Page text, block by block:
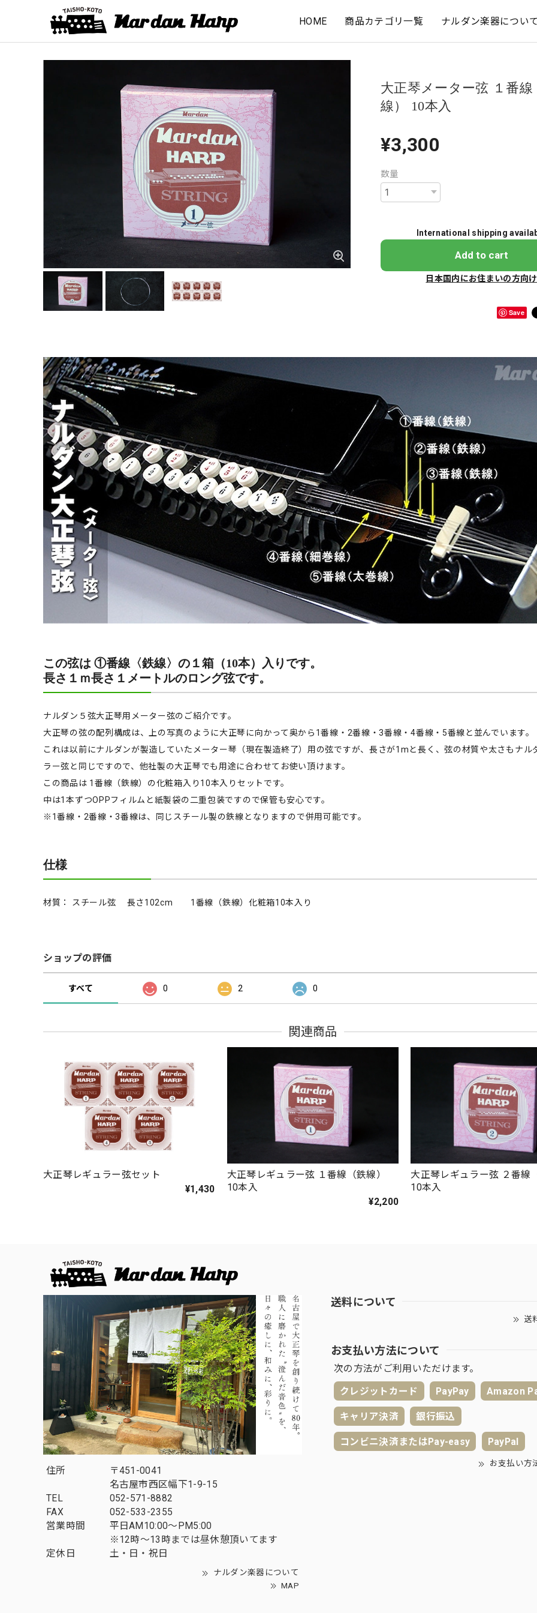
HOME 商品カテゴリ一覧 ナルダン楽器につい
大正琴メーター弦 １番線
線） 10本入
¥3,300
数量
International shipping
Add to cart
日本国内にお住まいの方向け
Save
この弦は ①番線〈鉄線〉の１箱（10本）入りです。
長さ１ｍ長さ１メートルのロング弦です。
ナルダン５弦大正琴用メーター弦のご紹介です。
大正琴の弦の配列構成は、上の写真のように大正琴に向かって奥から1番線・2番線・3番線・4番線・5番線と並んでいます。
これは以前にナルダンが製造していたメーター琴（現在製造終了）用の弦ですが、長さが1mと長く、弦の材質や太さもナル
ラー弦と同じですので、他社製の大正琴でも用途に合わせてお使い頂けます。
この商品は 1番線（鉄線）の化粧箱入り10本入りセットです。
中は1本ずつOPPフィルムと紙製袋の二重包装ですので保管も安心です。
※1番線・2番線・3番線は、同じスチール製の鉄線となりますので併用可能です。
仕様
材質： スチール弦 長さ102cm 1番線（鉄線）化粧箱10本入り
ショップの評価
すべて 0 2 0
関連商品
大正琴レギュラー弦セット
¥1,430
大正琴レギュラー弦 １番線（鉄線）
10本入
¥2,200
大正琴レギュラー弦 ２番線
10本入
住所
〒451-0041
名古屋市西区幅下1-9-15
TEL
052-571-8882
FAX
052-533-2355
営業時間
平日AM10:00～PM5:00
※12時～13時までは昼休憩頂いてます
定休日
土・日・祝日
ナルダン楽器について
MAP
送料について
送
お支払い方法について
次の方法がご利用いただけます。
クレジットカード
PayPay Amazon
キャリア決済 銀行振込
コンビニ決済またはPay-easy PayPal
お支払い方